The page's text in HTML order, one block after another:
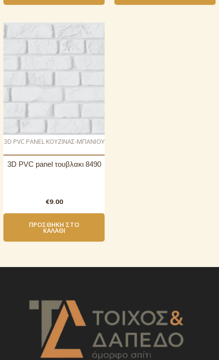
3D PVC PANEL ΚΟΥΖΙΝΑΣ-ΜΠΑΝΙΟΥ
3D PVC panel τουβλακι 8490
€9.00
ΠΡΟΣΘΉΚΗ ΣΤΟ
ΚΑΛΆΘΙ